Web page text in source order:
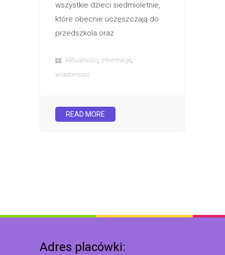
wszystkie dzieci siedmioletnie,
które obecnie uczęszczają do
przedszkola oraz
Aktualności, Informacje,
wiadomości
READ MORE
Adres placówki: